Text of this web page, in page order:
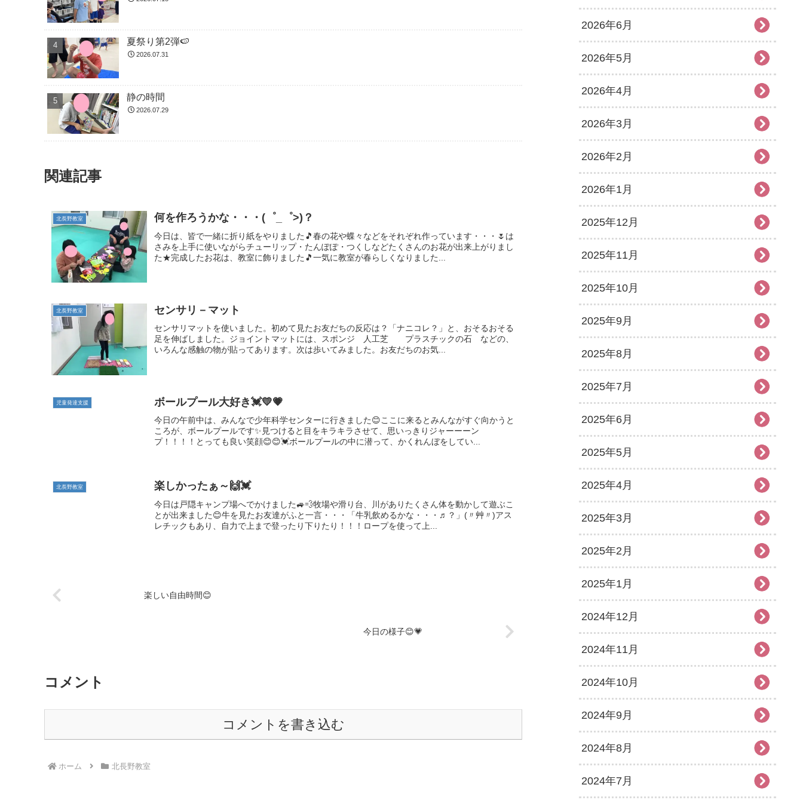
夏祭り第2弾🍉
2026.07.31
静の時間
2026.07.29
関連記事
北長野教室 何を作ろうかな・・・(゜_゜>)？
今日は、皆で一緒に折り紙をやりました🎵春の花や蝶々などをそれぞれ作っています・・・🌷は
さみを上手に使いながらチューリップ・たんぽぽ・つくしなどたくさんのお花が出来上がりまし
た★完成したお花は、教室に飾りました🎵一気に教室が春らしくなりました...
北長野教室 センサリ－マット
センサリマットを使いました。初めて見たお友だちの反応は？「ナニコレ？」と、おそるおそる
足を伸ばしました。ジョイントマットには、スポンジ 人工芝 プラスチックの石 などの、
いろんな感触の物が貼ってあります。次は歩いてみました。お友だちのお気...
児童発達支援 ボールプール大好き💓💛💗
今日の午前中は、みんなで少年科学センターに行きました😊ここに来るとみんながすぐ向かうと
ころが、ボールプールです✨見つけると目をキラキラさせて、思いっきりジャーーーン
プ！！！！とっても良い笑顔😊😊💓ボールプールの中に潜って、かくれんぼをしてい...
北長野教室 楽しかったぁ～🙌💓
今日は戸隠キャンプ場へでかけました🚙💨牧場や滑り台、川がありたくさん体を動かして遊ぶこ
とが出来ました😊牛を見たお友達がふと一言・・・「牛乳飲めるかな・・・♬？」(〃艸〃)アス
レチックもあり、自力で上まで登ったり下りたり！！！ロープを使って上...
楽しい自由時間😊
今日の様子😊💗
コメント
コメントを書き込む
ホーム 北長野教室
2026年6月
2026年5月
2026年4月
2026年3月
2026年2月
2026年1月
2025年12月
2025年11月
2025年10月
2025年9月
2025年8月
2025年7月
2025年6月
2025年5月
2025年4月
2025年3月
2025年2月
2025年1月
2024年12月
2024年11月
2024年10月
2024年9月
2024年8月
2024年7月